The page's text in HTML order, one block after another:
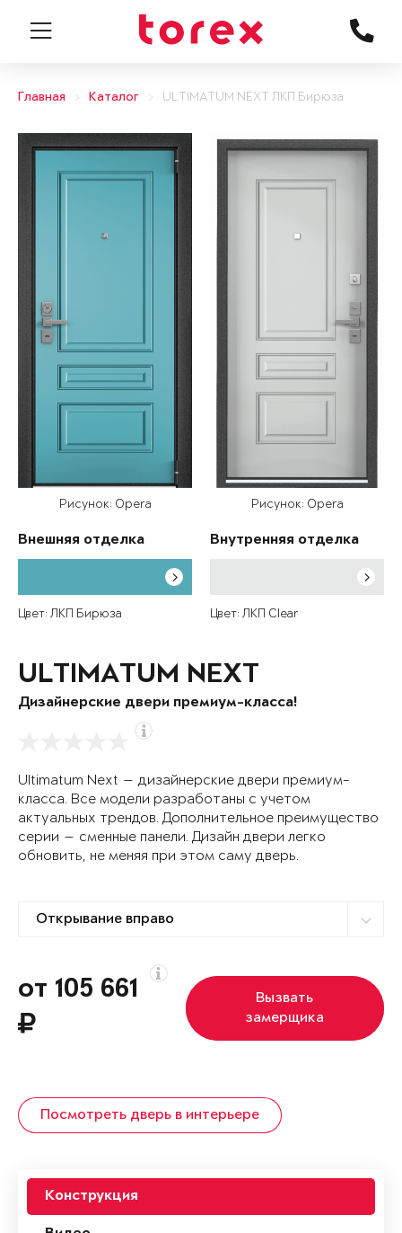
Главная Каталог ULTIMATUM NEXT ЛКП Бирюза
Рисунок: Opera
Внешняя отделка
Цвет: ЛКП Бирюза
Рисунок: Opera
Внутренняя отделка
Цвет: ЛКП Clear
ULTIMATUM NEXT
Дизайнерские двери премиум-класса!
Ultimatum Next — дизайнерские двери премиум-
класса. Все модели разработаны с учетом
актуальных трендов. Дополнительное преимущество
серии — сменные панели. Дизайн двери легко
обновить, не меняя при этом саму дверь.
от 105 661
Вызвать
замерщика
Посмотреть дверь в интерьере
Конструкция